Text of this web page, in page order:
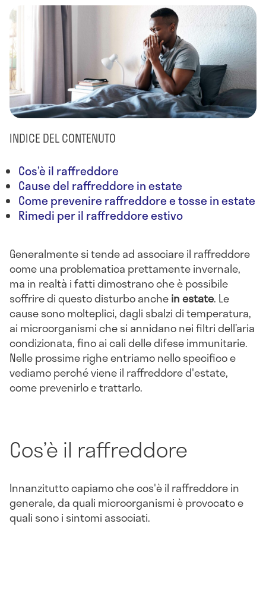
INDICE DEL CONTENUTO
Cos’è il raffreddore
Cause del raffreddore in estate
Come prevenire raffreddore e tosse in estate
Rimedi per il raffreddore estivo
Generalmente si tende ad associare il raffreddore
come una problematica prettamente invernale,
ma in realtà i fatti dimostrano che è possibile
soffrire di questo disturbo anchein estate. Le
cause sono molteplici, dagli sbalzi di temperatura,
ai microorganismi che si annidano nei filtri dell’aria
condizionata, fino ai cali delle difese immunitarie.
Nelle prossime righe entriamo nello specifico e
vediamo perché viene il raffreddore d'estate,
come prevenirlo e trattarlo.
Cos’è il raffreddore
Innanzitutto capiamo che cos'è il raffreddore in
generale, da quali microorganismi è provocato e
quali sono i sintomi associati.